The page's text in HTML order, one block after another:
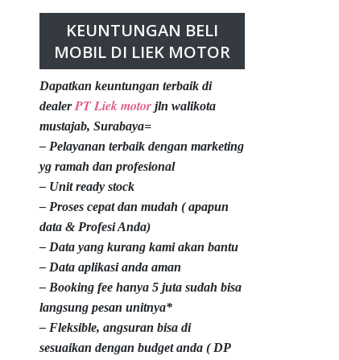
KEUNTUNGAN BELI
MOBIL DI LIEK MOTOR
Dapatkan keuntungan terbaik di
dealerPT Liek motor jln walikota
mustajab, Surabaya=
– Pelayanan terbaik dengan marketing
yg ramah dan profesional
– Unit ready stock
– Proses cepat dan mudah ( apapun
data & Profesi Anda)
– Data yang kurang kami akan bantu
– Data aplikasi anda aman
– Booking fee hanya 5 juta sudah bisa
langsung pesan unitnya*
– Fleksible, angsuran bisa di
sesuaikan dengan budget anda ( DP